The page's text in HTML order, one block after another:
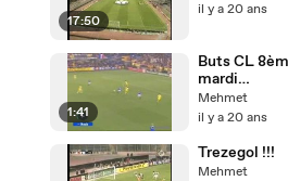
17:50
il y a 20 ans
1:41
Buts CL
mardi
07.03.2006
Mehmet
il y a 20 ans
Trezegol !!!
Mehmet